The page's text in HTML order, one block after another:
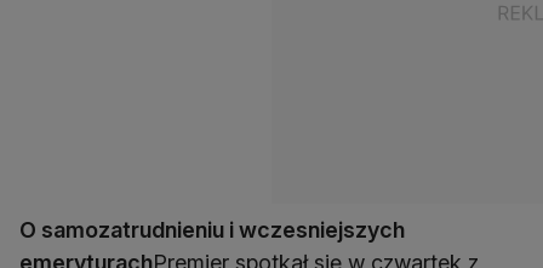
O samozatrudnieniu i wczesniejszych
emeryturachPremier spotkał się w czwartek z